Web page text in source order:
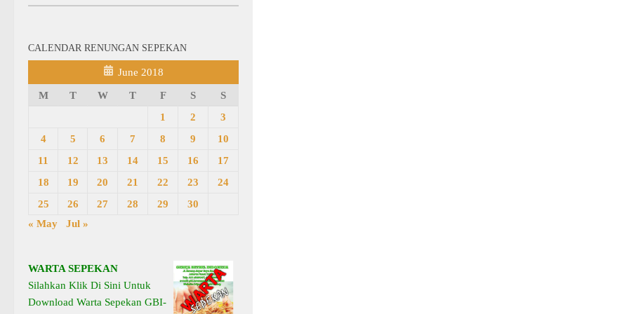
CALENDAR RENUNGAN SEPEKAN
June 2018
M T W T F S
S
1
2
3
4
5 6 7 8 9
10
11
12 13 14 15 16
17
18
19 20 21 22 23
24
25
26 27 28 29
30
« May
Jul »
WARTA SEPEKAN
Silahkan Klik Di Sini Untuk
Download Warta Sepekan GBI-